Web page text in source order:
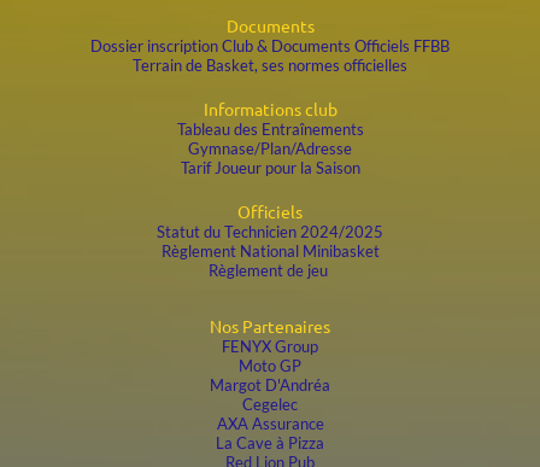
Documents
Dossier inscription Club & Documents Officiels FFBB
Terrain de Basket, ses normes officielles
Informations club
Tableau des Entraînements
Gymnase/Plan/Adresse
Tarif Joueur pour la Saison
Officiels
Statut duTechnicien 2024/2025
Règlement National Minibasket
Règlement de jeu
Nos Partenaires
FENYX Group
Moto GP
Margot D'Andréa
Cegelec
AXA Assurance
La Cave à Pizza
Red Lion Pub